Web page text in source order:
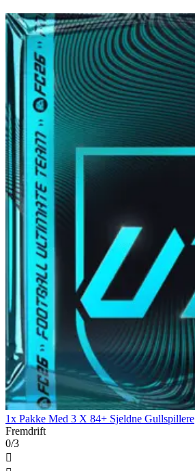
1x Pakke Med 3 X 84+ Sjeldne Gullspillere
Fremdrift
0/3
